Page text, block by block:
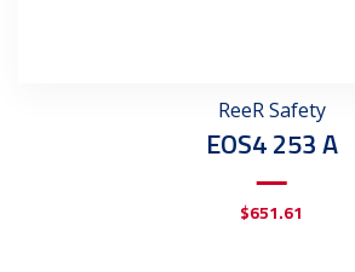
ReeR Safety
EOS4 253 A
$651.61